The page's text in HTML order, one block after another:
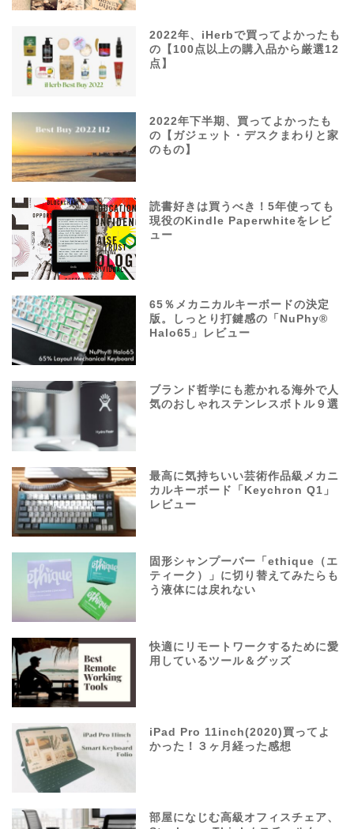
2022年、iHerbで買ってよかったも
の【100点以上の購入品から厳選12
点】
2022年下半期、買ってよかったも
の【ガジェット・デスクまわりと家
のもの】
読書好きは買うべき！5年使っても
現役のKindle Paperwhiteをレビ
ュー
65％メカニカルキーボードの決定
版。しっとり打鍵感の「NuPhy®
Halo65」レビュー
ブランド哲学にも惹かれる海外で人
気のおしゃれステンレスボトル９選
最高に気持ちいい芸術作品級メカニ
カルキーボード「Keychron Q1」
レビュー
固形シャンプーバー「ethique（エ
ティーク）」に切り替えてみたらも
う液体には戻れない
快適にリモートワークするために愛
用しているツール＆グッズ
iPad Pro 11inch(2020)買ってよ
かった！３ヶ月経った感想
部屋になじむ高級オフィスチェア、